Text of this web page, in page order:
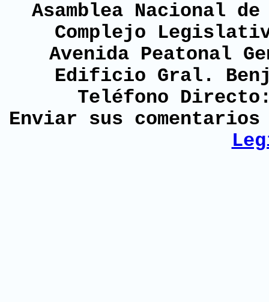
Asamblea Nacional
Complejo
Avenida Peatonal
Edificio Gral.
Teléfono
Enviar sus